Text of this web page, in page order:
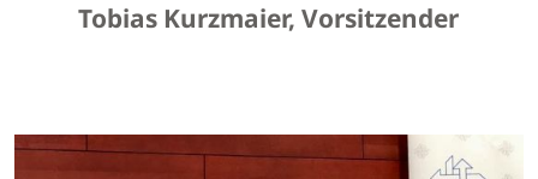
Tobias Kurzmaier, Vorsitzender